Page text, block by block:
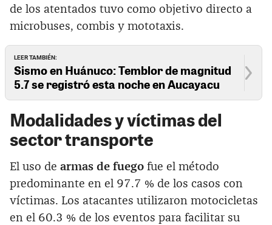
de los atentados tuvo como objetivo directo a
microbuses, combis y mototaxis.
LEER TAMBIÉN:
Sismo en Huánuco: Temblor de magnitud
5.7 se registró esta noche en Aucayacu
Modalidades y víctimas del
sector transporte
El uso de armas de fuego fue el método
predominante en el 97.7 % de los casos con
víctimas. Los atacantes utilizaron motocicletas
en el 60.3 % de los eventos para facilitar su